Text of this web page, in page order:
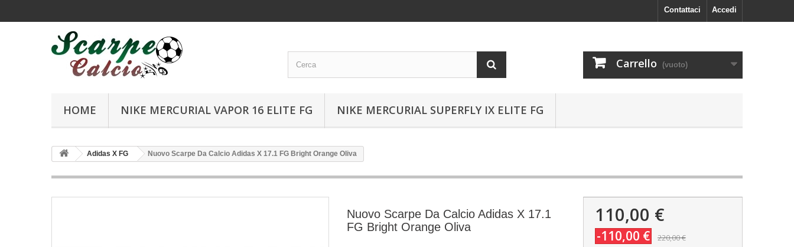
Accedi
Contattaci
Carrello (vuoto)
HOME NIKE MERCURIAL VAPOR 16 ELITE FG NIKE MERCURIAL SUPERFLY IX ELITE FG
Adidas X FG Nuovo Scarpe Da Calcio Adidas X 17.1 FG Bright Orange Oliva
Nuovo Scarpe Da Calcio Adidas X 17.1
FG Bright Orange Oliva
110,00 €
-110,00 € 220,00 €